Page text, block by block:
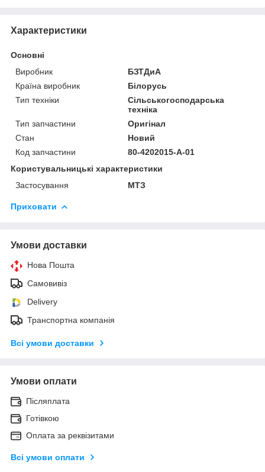
Характеристики
Основні
Виробник
БЗТДиА
Країна виробник
Білорусь
Тип техніки
Сільськогосподарська
техніка
Тип запчастини
Оригінал
Стан
Новий
Код запчастини
80-4202015-А-01
Користувальницькі характеристики
Застосування
МТЗ
Приховати
Умови доставки
Нова Пошта
Самовивіз
Delivery
Транспортна компанія
Всі умови доставки
Умови оплати
Післяплата
Готівкою
Оплата за реквізитами
Всі умови оплати